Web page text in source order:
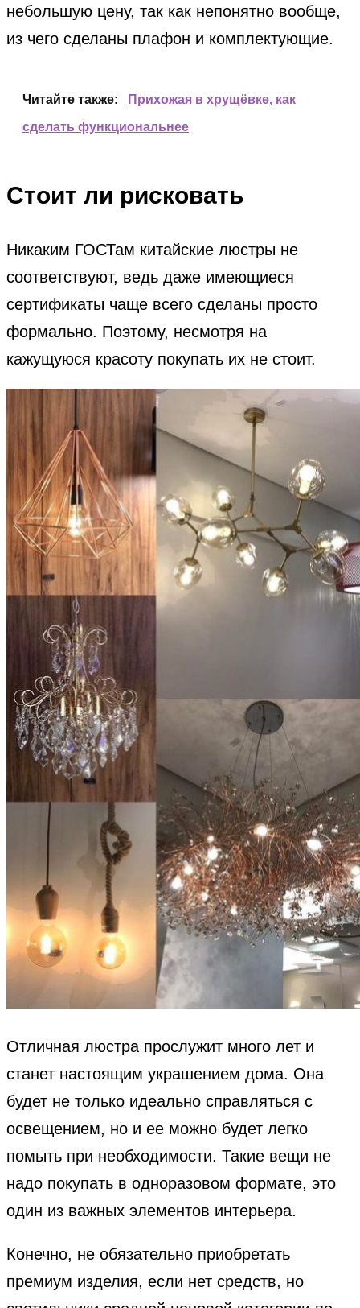
небольшую цену, так как непонятно вообще,
из чего сделаны плафон и комплектующие.
Читайте также:
Прихожая в хрущёвке, как
сделать функциональнее
Стоит ли рисковать
Никаким ГОСТам китайские люстры не
соответствуют, ведь даже имеющиеся
сертификаты чаще всего сделаны просто
формально. Поэтому, несмотря на
кажущуюся красоту покупать их не стоит.
Отличная люстра прослужит много лет и
станет настоящим украшением дома. Она
будет не только идеально справляться с
освещением, но и ее можно будет легко
помыть при необходимости. Такие вещи не
надо покупать в одноразовом формате, это
один из важных элементов интерьера.
Конечно, не обязательно приобретать
премиум изделия, если нет средств, но